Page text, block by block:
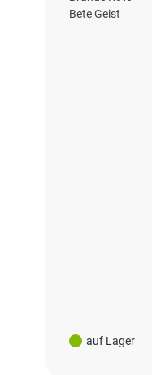
auf Lager